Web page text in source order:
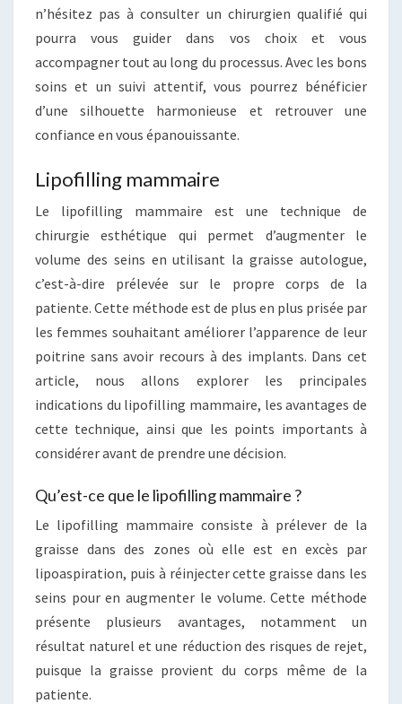
n’hésitez pas à consulter un chirurgien qualifié qui
pourra vous guider dans vos choix et vous
accompagner tout au long du processus. Avec les bons
soins et un suivi attentif, vous pourrez bénéficier
d’une silhouette harmonieuse et retrouver une
confiance en vous épanouissante.
Lipofilling mammaire
Le lipofilling mammaire est une technique de
chirurgie esthétique qui permet d’augmenter le
volume des seins en utilisant la graisse autologue,
c’est-à-dire prélevée sur le propre corps de la
patiente. Cette méthode est de plus en plus prisée par
les femmes souhaitant améliorer l’apparence de leur
poitrine sans avoir recours à des implants. Dans cet
article, nous allons explorer les principales
indications du lipofilling mammaire, les avantages de
cette technique, ainsi que les points importants à
considérer avant de prendre une décision.
Qu’est-ce que le lipofilling mammaire ?
Le lipofilling mammaire consiste à prélever de la
graisse dans des zones où elle est en excès par
lipoaspiration, puis à réinjecter cette graisse dans les
seins pour en augmenter le volume. Cette méthode
présente plusieurs avantages, notamment un
résultat naturel et une réduction des risques de rejet,
puisque la graisse provient du corps même de la
patiente.